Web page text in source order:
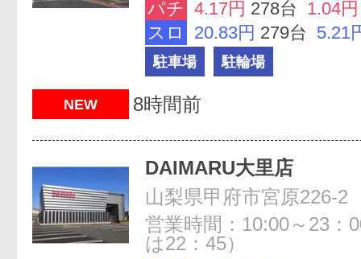
パチ 4.17円 278台 1.04円
スロ
20.83円 279台 5.21
駐車場 駐輪場
NEW 8時間前
DAIMARU大里店
山梨県甲府市宮原226-2
営業時間：10:00～23：
は22：45）